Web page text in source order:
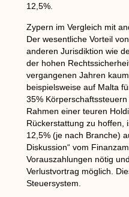
12,5%.
Zypern im Vergleich mit
Der wesentliche Vorteil
anderen Jurisdiktion wie
der hohen
vergangenen Jahren
beispielsweise auf Malta
35%
Rahmen einer teuren
Rückerstattung zu hoffen,
12,5% (je nach Branche)
Diskussion“ vom
Vorauszahlungen nötig
Verlustvortrag möglich.
Steuersystem.